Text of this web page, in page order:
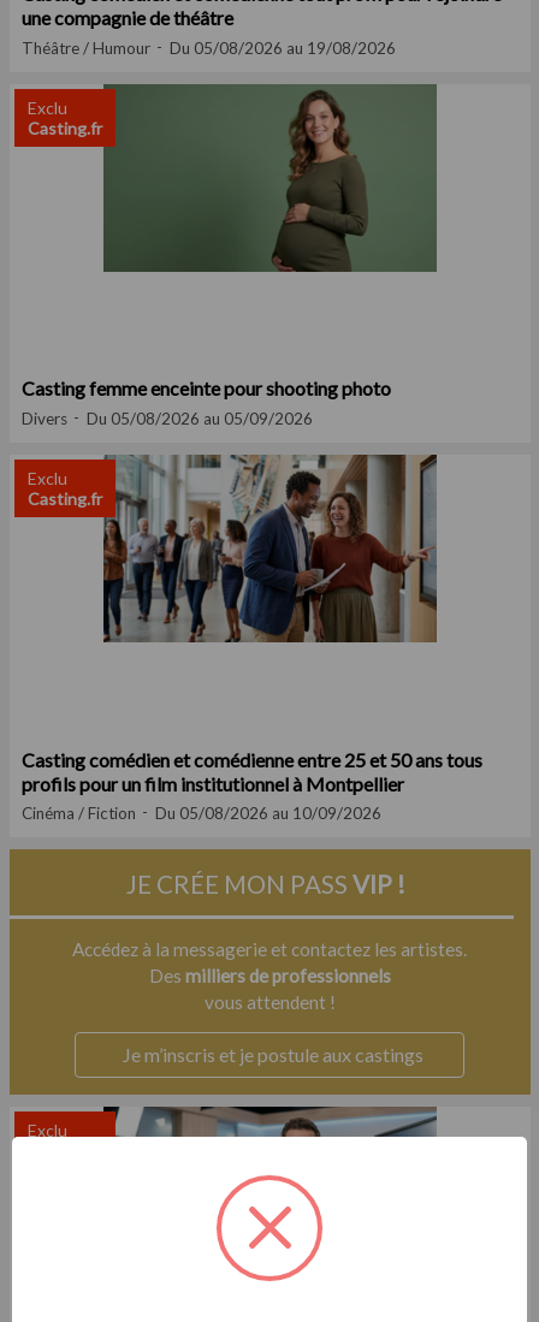
une compagnie de théâtre
Théâtre / Humour Du 05/08/2026 au 19/08/2026
Exclu
Casting.fr
Casting femme enceinte pour shooting photo
Divers Du 05/08/2026 au 05/09/2026
Exclu
Casting.fr
Casting comédien et comédienne entre 25 et 50 ans tous
profils pour un film institutionnel à Montpellier
Cinéma / Fiction Du 05/08/2026 au 10/09/2026
JE CRÉE MON PASSVIP !
Accédez à la messagerie et contactez les artistes.
Des milliers de professionnels
vous attendent !
Je m’inscris et je postule aux castings
Exclu